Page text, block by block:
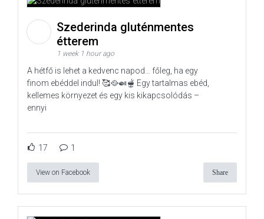
Szederinda gluténmentes
étterem
1 week 1 hour ago
A hétfő is lehet a kedvenc napod… főleg, ha egy
finom ebéddel indul! 🥰🥘🍛🫕 Egy tartalmas ebéd,
kellemes környezet és egy kis kikapcsolódás –
ennyi
17 1
View on Facebook Share